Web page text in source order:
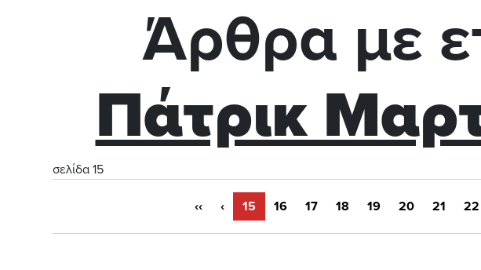
Άρθρα με
Πάτρικ
σελίδα 15
‹‹ ‹ 15 16 17 18 19 20 21 22